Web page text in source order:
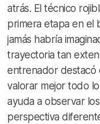
atrás. El técnico
primera etapa en el
jamás habría
trayectoria tan
entrenador destacó
valorar mejor todo
ayuda a observar
perspectiva